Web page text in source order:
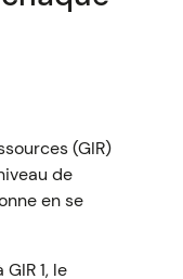
(GIR)
de
en se
1, le